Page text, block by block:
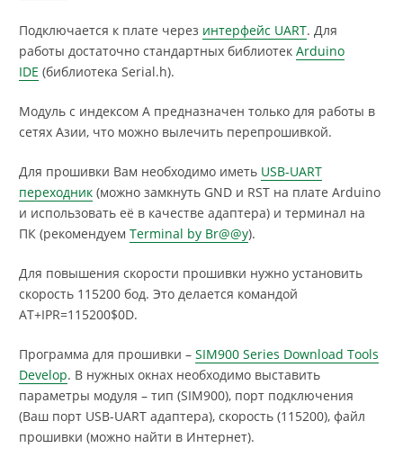
Подключается к плате через интерфейс UART. Для
работы достаточно стандартных библиотек Arduino
IDE (библиотека Serial.h).
Модуль с индексом А предназначен только для работы в
сетях Азии, что можно вылечить перепрошивкой.
Для прошивки Вам необходимо иметь USB-UART
переходник (можно замкнуть GND и RST на плате Arduino
и использовать её в качестве адаптера) и терминал на
ПК (рекомендуем Terminal by Br@@y).
Для повышения скорости прошивки нужно установить
скорость 115200 бод. Это делается командой
AT+IPR=115200$0D.
Программа для прошивки – SIM900 Series Download Tools
Develop. В нужных окнах необходимо выставить
параметры модуля – тип (SIM900), порт подключения
(Ваш порт USB-UART адаптера), скорость (115200), файл
прошивки (можно найти в Интернет).